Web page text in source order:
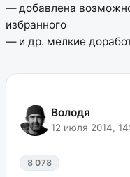
— добавлена
избранного
— и др. мелкие
Володя
12 июля 2014,
8 078